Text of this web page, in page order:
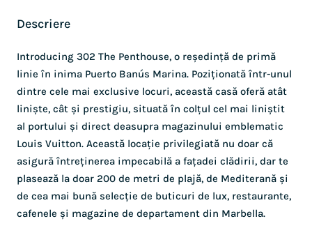
Descriere
Introducing 302 The Penthouse, o reședință de primă
linie în inima Puerto Banús Marina. Poziționată într-unul
dintre cele mai exclusive locuri, această casă oferă atât
liniște, cât și prestigiu, situată în colțul cel mai liniștit
al portului și direct deasupra magazinului emblematic
Louis Vuitton. Această locație privilegiată nu doar că
asigură întreținerea impecabilă a fațadei clădirii, dar te
plasează la doar 200 de metri de plajă, de Mediterană și
de cea mai bună selecție de buticuri de lux, restaurante,
cafenele și magazine de departament din Marbella.